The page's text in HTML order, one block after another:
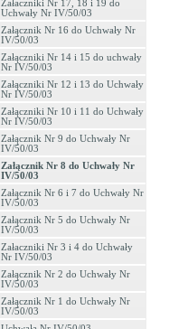
Załaczniki Nr 17, 18 i 19 do
Uchwały Nr IV/50/03
Załącznik Nr 16 do Uchwały Nr
IV/50/03
Załączniki Nr 14 i 15 do uchwały
Nr IV/50/03
Załączniki Nr 12 i 13 do Uchwały
Nr IV/50/03
Załączniki Nr 10 i 11 do Uchwały
Nr IV/50/03
Załącznik Nr 9 do Uchwały Nr
IV/50/03
Załącznik Nr 8 do Uchwały Nr
IV/50/03
Załącznik Nr 6 i 7 do Uchwały Nr
IV/50/03
Załącznik Nr 5 do Uchwały Nr
IV/50/03
Załaczniki Nr 3 i 4 do Uchwały
Nr IV/50/03
Załącznik Nr 2 do Uchwały Nr
IV/50/03
Załącznik Nr 1 do Uchwały Nr
IV/50/03